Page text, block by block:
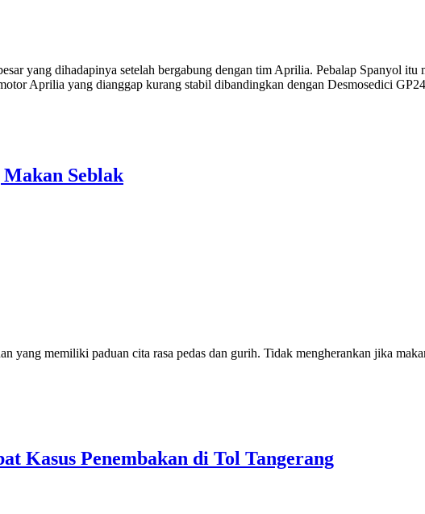
yang dihadapinya setelah bergabung dengan tim Aprilia. Pebalap Spanyol itu
Aprilia yang dianggap kurang stabil dibandingkan dengan Desmosedici
Seblak
yang memiliki paduan cita rasa pedas dan gurih. Tidak mengherankan jika
Kasus Penembakan di Tol Tangerang